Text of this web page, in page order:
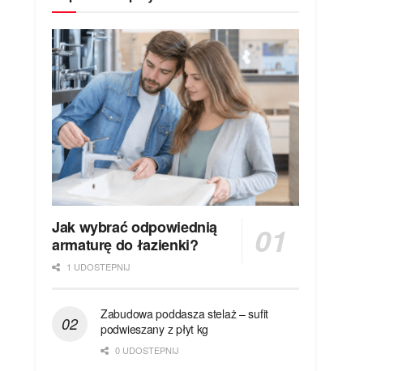
Jak wybrać odpowiednią
armaturę do łazienki?
1 UDOSTEPNIJ
Zabudowa poddasza stelaż – sufit
podwieszany z płyt kg
0 UDOSTEPNIJ